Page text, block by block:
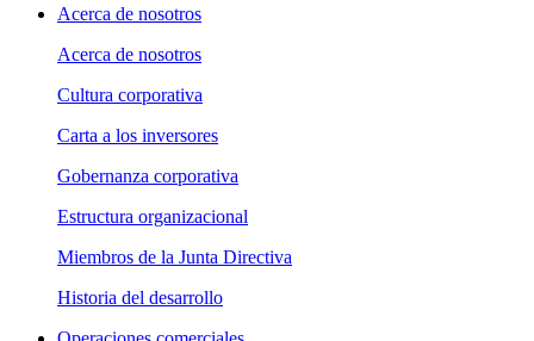
Acerca de nosotros
Acerca de nosotros
Cultura corporativa
Carta a los inversores
Gobernanza corporativa
Estructura organizacional
Miembros de la Junta Directiva
Historia del desarrollo